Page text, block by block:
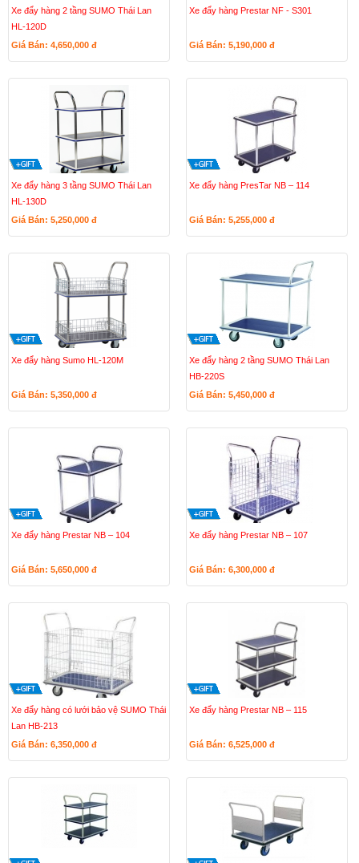
Xe đẩy hàng 2 tầng SUMO Thái Lan
HL-120D
Giá Bán: 4,650,000 đ
Xe đẩy hàng Prestar NF - S301
Giá Bán: 5,190,000 đ
Xe đẩy hàng 3 tầng SUMO Thái Lan
HL-130D
Giá Bán: 5,250,000 đ
Xe đẩy hàng PresTar NB – 114
Giá Bán: 5,255,000 đ
Xe đẩy hàng Sumo HL-120M
Giá Bán: 5,350,000 đ
Xe đẩy hàng 2 tầng SUMO Thái Lan
HB-220S
Giá Bán: 5,450,000 đ
Xe đẩy hàng Prestar NB – 104
Giá Bán: 5,650,000 đ
Xe đẩy hàng Prestar NB – 107
Giá Bán: 6,300,000 đ
Xe đẩy hàng có lưới bảo vệ SUMO Thái
Lan HB-213
Giá Bán: 6,350,000 đ
Xe đẩy hàng Prestar NB – 115
Giá Bán: 6,525,000 đ